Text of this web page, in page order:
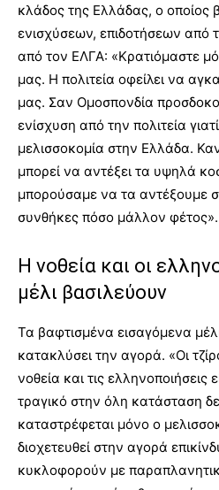
κλάδος της Ελλάδας, ο οποίος
ενισχύσεων, επιδοτήσεων
από τον ΕΛΓΑ: «Κρατιόμαστε
μας. Η πολιτεία οφείλει να
μας. Σαν Ομοσπονδία
ενίσχυση από την πολιτεία
μελισσοκομία στην Ελλάδα.
μπορεί να αντέξει τα υψηλά
μπορούσαμε να τα αντέξουμε
συνθήκες πόσο μάλλον φέτος».
Η νοθεία και οι
μέλι βασιλεύουν
Τα βαφτισμένα εισαγόμενα
κατακλύσει την αγορά. «Οι
νοθεία και τις ελληνοποιήσεις
τραγικό στην όλη κατάσταση
καταστρέφεται μόνο ο
διοχετευθεί στην αγορά
κυκλοφορούν με